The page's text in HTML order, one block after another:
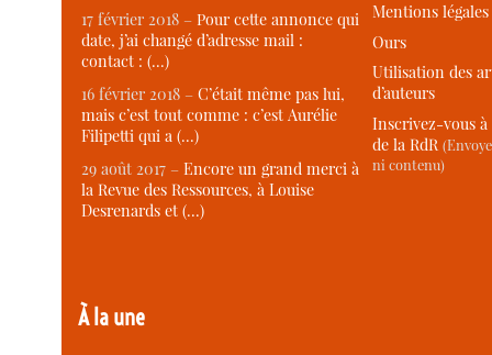
17 février 2018 –Pour cette annonce qui
date, j’ai changé d’adresse mail :
contact : (…)
16 février 2018 –C’était même pas lui,
mais c’est tout comme : c’est Aurélie
Filipetti qui a (…)
29 août 2017 –Encore un grand merci à
la Revue des Ressources, à Louise
Desrenards et (…)
À la une
Mentions légales
Ours
Utilisation des
d’auteurs
Inscrivez-vous
de la RdR
ni contenu)